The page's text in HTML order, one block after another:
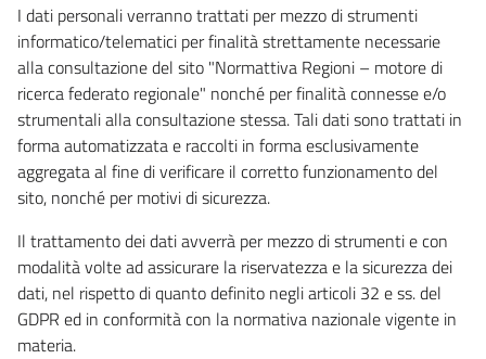
I dati personali verranno trattati per mezzo di strumenti
informatico/telematici per finalità strettamente necessarie
alla consultazione del sito "Normattiva Regioni – motore di
ricerca federato regionale" nonché per finalità connesse e/o
strumentali alla consultazione stessa. Tali dati sono trattati in
forma automatizzata e raccolti in forma esclusivamente
aggregata al fine di verificare il corretto funzionamento del
sito, nonché per motivi di sicurezza.
Il trattamento dei dati avverrà per mezzo di strumenti e con
modalità volte ad assicurare la riservatezza e la sicurezza dei
dati, nel rispetto di quanto definito negli articoli 32 e ss. del
GDPR ed in conformità con la normativa nazionale vigente in
materia.